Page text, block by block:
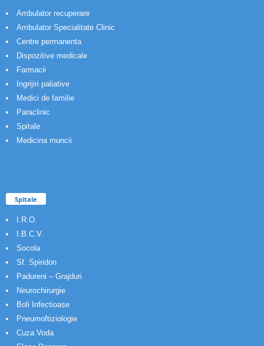
Ambulator recuperare
Ambulator Specialitate Clinic
Centre permanenta
Dispozitive medicale
Farmacii
Ingrijiri paliative
Medici de familie
Paraclinic
Spitale
Medicina muncii
Spitale
I.R.O.
I.B.C.V.
Socola
Sf. Spiridon
Padureni – Grajduri
Neurochirurgie
Boli Infectioase
Pneumoftiziologie
Cuza Voda